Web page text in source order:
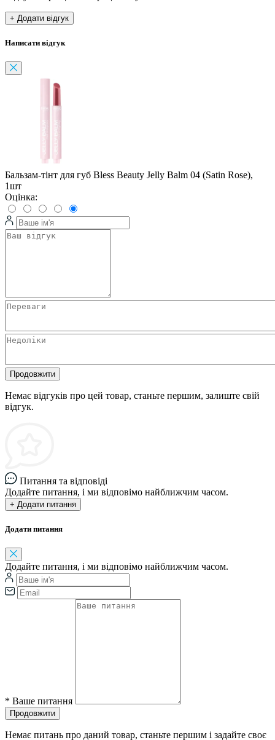
+ Додати відгук
Написати відгук
Бальзам-тінт для губ Bless Beauty Jelly Balm 04 (Satin Rose),
1шт
Оцінка:
Продовжити
Немає відгуків про цей товар, станьте першим, залиште свій
відгук.
Питання та відповіді
Додайте питання, і ми відповімо найближчим часом.
+ Додати питання
Додати питання
Додайте питання, і ми відповімо найближчим часом.
* Ваше питання
Продовжити
Немає питань про даний товар, станьте першим і задайте своє